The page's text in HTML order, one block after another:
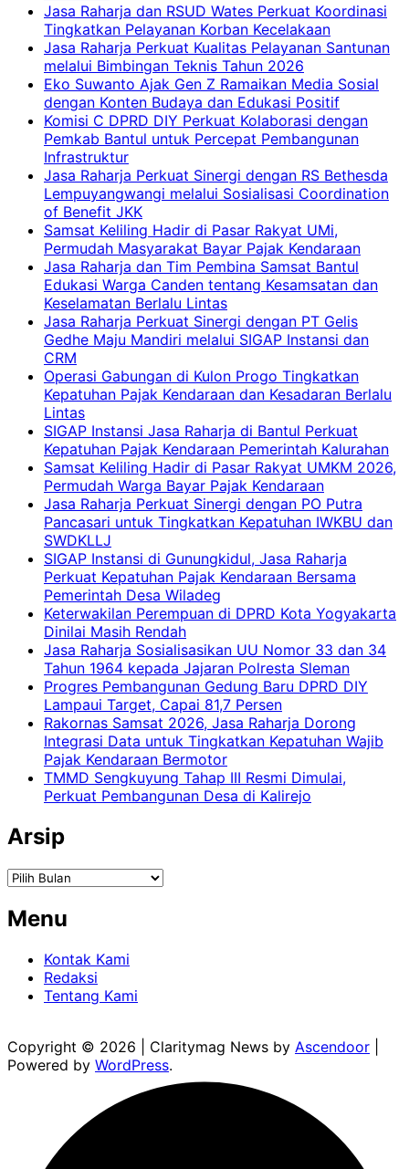
Jasa Raharja dan RSUD Wates Perkuat Koordinasi
Tingkatkan Pelayanan Korban Kecelakaan
Jasa Raharja Perkuat Kualitas Pelayanan Santunan
melalui Bimbingan Teknis Tahun 2026
Eko Suwanto Ajak Gen Z Ramaikan Media Sosial
dengan Konten Budaya dan Edukasi Positif
Komisi C DPRD DIY Perkuat Kolaborasi dengan
Pemkab Bantul untuk Percepat Pembangunan
Infrastruktur
Jasa Raharja Perkuat Sinergi dengan RS Bethesda
Lempuyangwangi melalui Sosialisasi Coordination
of Benefit JKK
Samsat Keliling Hadir di Pasar Rakyat UMi,
Permudah Masyarakat Bayar Pajak Kendaraan
Jasa Raharja dan Tim Pembina Samsat Bantul
Edukasi Warga Canden tentang Kesamsatan dan
Keselamatan Berlalu Lintas
Jasa Raharja Perkuat Sinergi dengan PT Gelis
Gedhe Maju Mandiri melalui SIGAP Instansi dan
CRM
Operasi Gabungan di Kulon Progo Tingkatkan
Kepatuhan Pajak Kendaraan dan Kesadaran Berlalu
Lintas
SIGAP Instansi Jasa Raharja di Bantul Perkuat
Kepatuhan Pajak Kendaraan Pemerintah Kalurahan
Samsat Keliling Hadir di Pasar Rakyat UMKM 2026,
Permudah Warga Bayar Pajak Kendaraan
Jasa Raharja Perkuat Sinergi dengan PO Putra
Pancasari untuk Tingkatkan Kepatuhan IWKBU dan
SWDKLLJ
SIGAP Instansi di Gunungkidul, Jasa Raharja
Perkuat Kepatuhan Pajak Kendaraan Bersama
Pemerintah Desa Wiladeg
Keterwakilan Perempuan di DPRD Kota Yogyakarta
Dinilai Masih Rendah
Jasa Raharja Sosialisasikan UU Nomor 33 dan 34
Tahun 1964 kepada Jajaran Polresta Sleman
Progres Pembangunan Gedung Baru DPRD DIY
Lampaui Target, Capai 81,7 Persen
Rakornas Samsat 2026, Jasa Raharja Dorong
Integrasi Data untuk Tingkatkan Kepatuhan Wajib
Pajak Kendaraan Bermotor
TMMD Sengkuyung Tahap III Resmi Dimulai,
Perkuat Pembangunan Desa di Kalirejo
Arsip
Arsip
Menu
Kontak Kami
Redaksi
Tentang Kami
Copyright © 2026 | Claritymag News by Ascendoor
Powered by WordPress.